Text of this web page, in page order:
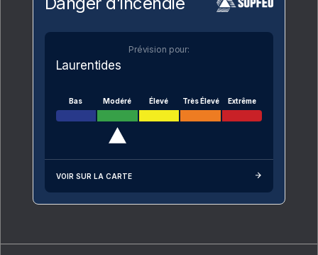
Prévision pour:
Laurentides
Bas Modéré Élevé Très Élevé Extrême
VOIR SUR LA CARTE